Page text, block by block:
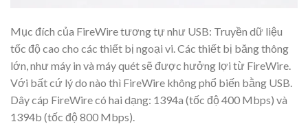
Mục đích của FireWire tương tự như USB: Truyền dữ liệu
tốc độ cao cho các thiết bị ngoại vi. Các thiết bị băng thông
lớn, như máy in và máy quét sẽ được hưởng lợi từ FireWire.
Với bất cứ lý do nào thì FireWire không phổ biến bằng USB.
Dây cáp FireWire có hai dạng: 1394a (tốc độ 400 Mbps) và
1394b (tốc độ 800 Mbps).